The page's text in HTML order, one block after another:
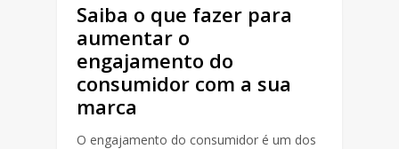
Saiba o que fazer para
aumentar o
engajamento do
consumidor com a sua
marca
O engajamento do consumidor é um dos